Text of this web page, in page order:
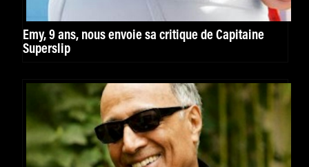
Emy, 9 ans, nous envoie sa critique de Capitaine
Superslip